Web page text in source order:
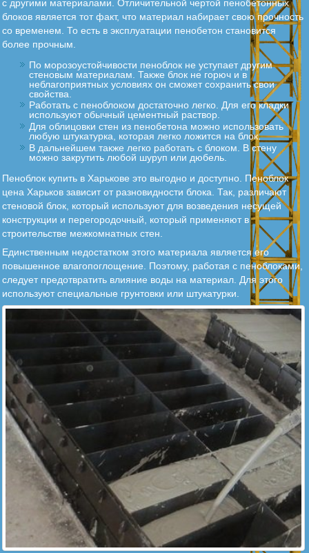
с другими материалами. Отличительной чертой пенобетонных
блоков является тот факт, что материал набирает свою прочность
со временем. То есть в эксплуатации пенобетон становится
более прочным.
По морозоустойчивости пеноблок не уступает другим
стеновым материалам. Также блок не горюч и в
неблагоприятных условиях он сможет сохранить свои
свойства.
Работать с пеноблоком достаточно легко. Для его кладки
используют обычный цементный раствор.
Для облицовки стен из пенобетона можно использовать
любую штукатурка, которая легко ложится на блок.
В дальнейшем также легко работать с блоком. В стену
можно закрутить любой шуруп или дюбель.
Пеноблок купить в Харькове это выгодно и доступно. Пеноблок
цена Харьков зависит от разновидности блока. Так, различают
стеновой блок, который используют для возведения несущей
конструкции и перегородочный, который применяют в
строительстве межкомнатных стен.
Единственным недостатком этого материала является его
повышенное влагопоглощение. Поэтому, работая с пеноблоками,
следует предотвратить влияние воды на материал. Для этого
используют специальные грунтовки или штукатурки.